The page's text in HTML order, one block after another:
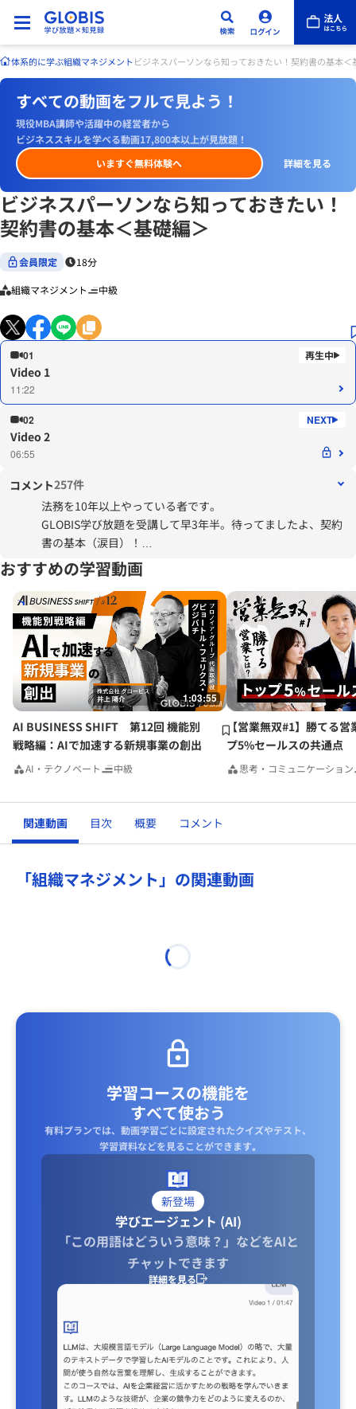
体系的に学ぶ組織マネジメントビジネスパーソンなら知っておきたい！契約書の基本＜
すべての動画をフルで見よう！
現役MBA講師や活躍中の経営者から
ビジネススキルを学べる動画17,800本以上が見放題！
いますぐ無料体験へ
詳細を見る
ビジネスパーソンなら知っておきたい！
契約書の基本＜基礎編＞
会員限定 18分
組織マネジメント 中級
01
Video 1
11:22
02
Video 2
06:55
コメント257件
法務を10年以上やっている者です。
GLOBIS学び放題を受講して早3年半。待ってましたよ、契約
書の基本（涙目）！
このコース、全員受講必須にして欲しいくらい、おすすめ度
★★★★★です！！！
フリーランス新法の影響があって、コンプラ的にも契約書の
重要性が高まっていると
思います。苦手意識がある方も多いと思いますが、法務以外
の皆様のご協力がなければ
契約書なんて作れませんし、企業としても安心して長いお取
引を続けることなんて
できないと思います。
日々の業務でちょっとでも疑問に思ったことは、遠慮なく法
法務をやっている身としては、皆様の不安や疑問点はなるべ
く早く解消したいです。
私もなるべく多くの方に、なるべく早く、なるべくよい提案
おすすめの学習動画
1:03:55
AI BUSINESS SHIFT 第12回 機能別
戦略編：AIで加速する新規事業の創出
AI・テクノベート 中級
【営業無双#1】勝てる営
プ5%セールスの共通点
思考・コミュニケーション
関連動画 目次 概要 コメント
「組織マネジメント」の関連動画
学習コースの機能を
すべて使おう
有料プランでは、動画学習ごとに設定されたクイズやテスト、
学習資料などを見ることができます｡
新登場
学びエージェント (AI)
「この用語はどういう意味？」などをAIと
チャットできます
詳細を見る